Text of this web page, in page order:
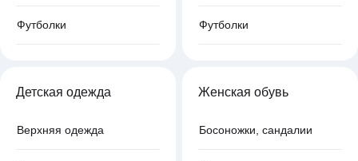
Футболки Футболки
Детская одежда
Верхняя одежда
Женская обувь
Босоножки, сандалии